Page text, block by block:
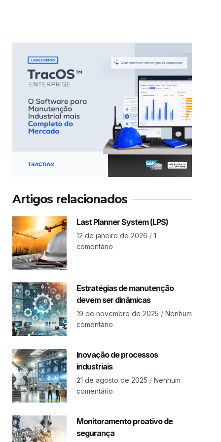
Artigos relacionados
Last Planner System (LPS)
12 de janeiro de 2026 1
comentário
Estratégias de manutenção
devem ser dinâmicas
19 de novembro de 2025 Nenhum
comentário
Inovação de processos
industriais
21 de agosto de 2025 Nenhum
comentário
Monitoramento proativo de
segurança